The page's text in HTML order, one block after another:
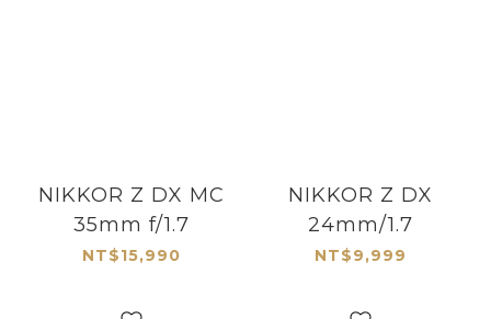
NIKKOR Z DX MC
35mm f/1.7
NT$15,990
NIKKOR Z DX
24mm/1.7
NT$9,999